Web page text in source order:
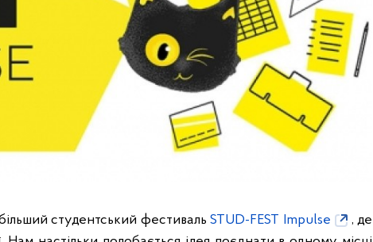
студентський фестивальSTUD-FEST Impulse
, де